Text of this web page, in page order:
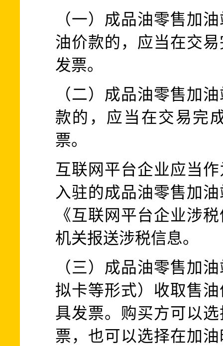
（一）成品油零售加
油价款的，应当在交
发票。
（二）成品油零售加
款的，应当在交易完
票。
互联网平台企业应当
入驻的成品油零售加
《互联网平台企业涉
机关报送涉税信息。
（三）成品油零售加
拟卡等形式）收取售
具发票。购买方可以
票，也可以选择在加